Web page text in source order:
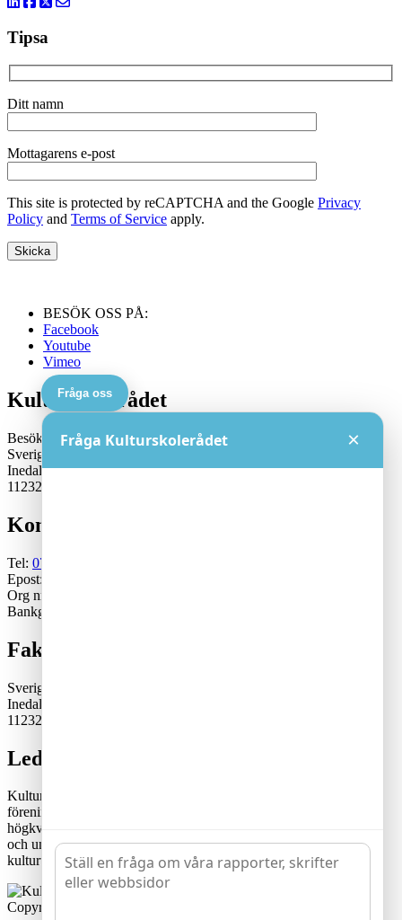
Tipsa
Ditt namn
Mottagarens e-post
This site is protected by reCAPTCHA and the Google Privacy
Policy and Terms of Service apply.
BESÖK OSS PÅ:
Facebook
Youtube
Vimeo
Kulturskolerådet
Besöksadress:
Sveriges Kulturskoleråd
Inedalsgatan 15
11232 Stockholm
Kontakt
Tel: 070-671 79 46
Epost:
Org nr: 802402-2561
Bankgiro:5553-1339
Fakturaadress
Sveriges Kulturskoleråd
Inedalsgatan 15
11232 Stockholm
Lediga tjänster
Kulturskolerådet är en ideell, partipolitiskt och fackligt obunden
förening där kommuner samverkar för en tillgänglig och
högkvalitativ kulturskoleverksamhet. Rådets vision är att alla barn
och unga har likvärdiga möjligheter att utvecklas genom
kulturutövande i verksamhet av hög kvalitet och tillgänglighet.
Copyright © 2020
Fråga oss
Fråga Kulturskolerådet ×